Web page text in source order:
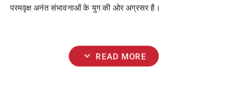
परमवृक्ष अनंत संभावनाओं के युग की ओर अग्रसर है।
expand_more READ MORE